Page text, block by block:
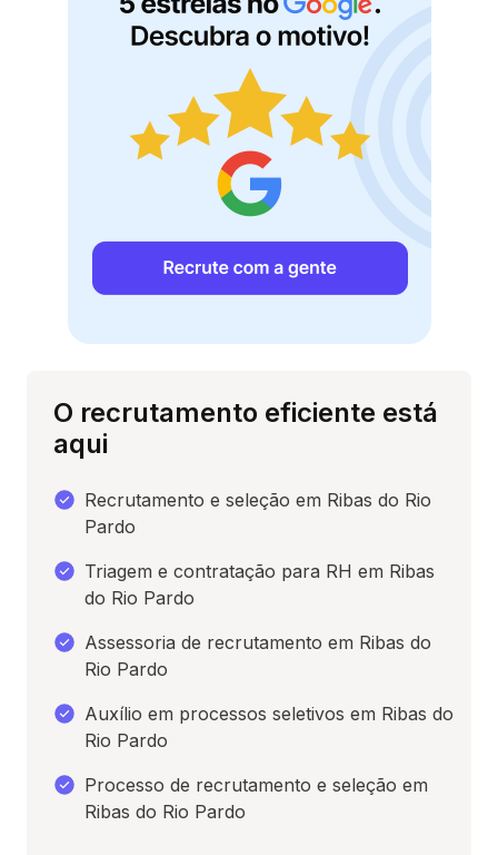
O recrutamento eficiente está
aqui
Recrutamento e seleção em Ribas do Rio
Pardo
Triagem e contratação para RH em Ribas
do Rio Pardo
Assessoria de recrutamento em Ribas do
Rio Pardo
Auxílio em processos seletivos em Ribas do
Rio Pardo
Processo de recrutamento e seleção em
Ribas do Rio Pardo